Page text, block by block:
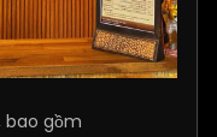
bao gồm